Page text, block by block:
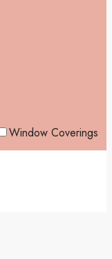
Window Coverings